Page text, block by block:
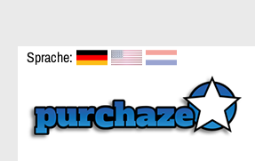
Sprache: